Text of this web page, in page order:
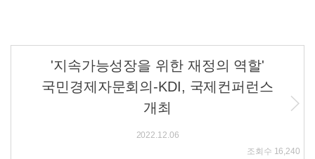
'지속가능성장을 위한 재정의 역할'
국민경제자문회의-KDI, 국제컨퍼런스
개최
2022.12.06
조회수 16,240